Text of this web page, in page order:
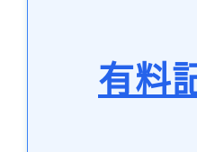
有料